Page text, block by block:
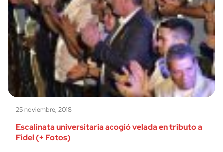
25 noviembre, 2018
Escalinata universitaria acogió velada en tributo a
Fidel (+ Fotos)